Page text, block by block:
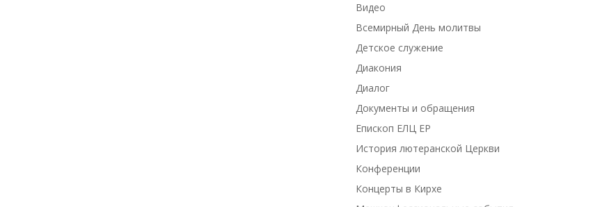
Видео
Всемирный День молитвы
Детское служение
Диакония
Диалог
Документы и обращения
Епископ ЕЛЦ ЕР
История лютеранской Церкви
Конференции
Концерты в Кирхе